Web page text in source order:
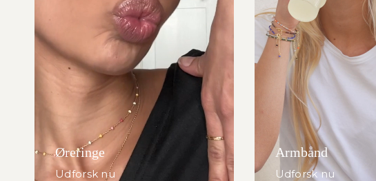
Øreringe
Udforsk nu
Armbånd
Udforsk nu